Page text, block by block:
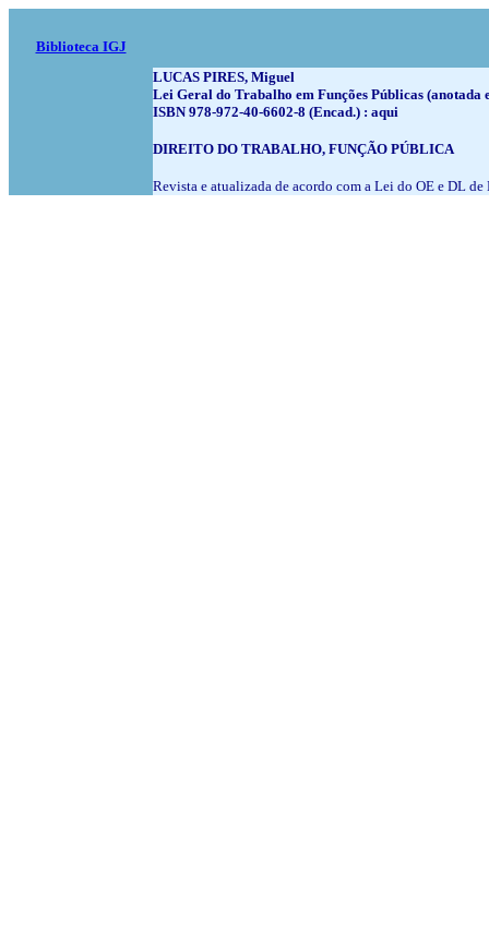
Biblioteca IGJ
LUCAS PIRES, Miguel
Lei Geral do Trabalho em Funções Públicas (anotada
ISBN 978-972-40-6602-8 (Encad.) : aqui
DIREITO DO TRABALHO, FUNÇÃO PÚBLICA
Revista e atualizada de acordo com a Lei do OE e DL